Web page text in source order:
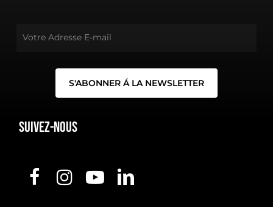
Suivez-nous